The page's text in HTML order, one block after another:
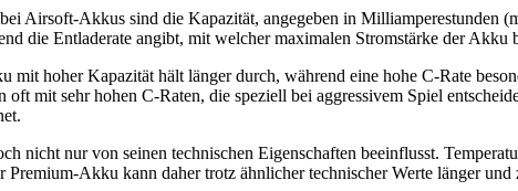
Airsoft-Akkus sind die Kapazität, angegeben in Milliamperestunden
die Entladerate angibt, mit welcher maximalen Stromstärke der Akku
mit hoher Kapazität hält länger durch, während eine hohe C-Rate
mit sehr hohen C-Raten, die speziell bei aggressivem Spiel
nicht nur von seinen technischen Eigenschaften beeinflusst.
Akku kann daher trotz ähnlicher technischer Werte länger